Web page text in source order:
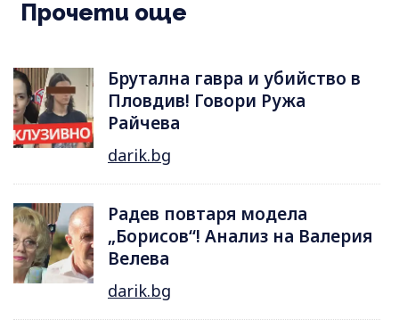
Прочети още
Брутална гавра и убийство в
Пловдив! Говори Ружа
Райчева
darik.bg
Радев повтаря модела
„Борисов“! Анализ на Валерия
Велева
darik.bg